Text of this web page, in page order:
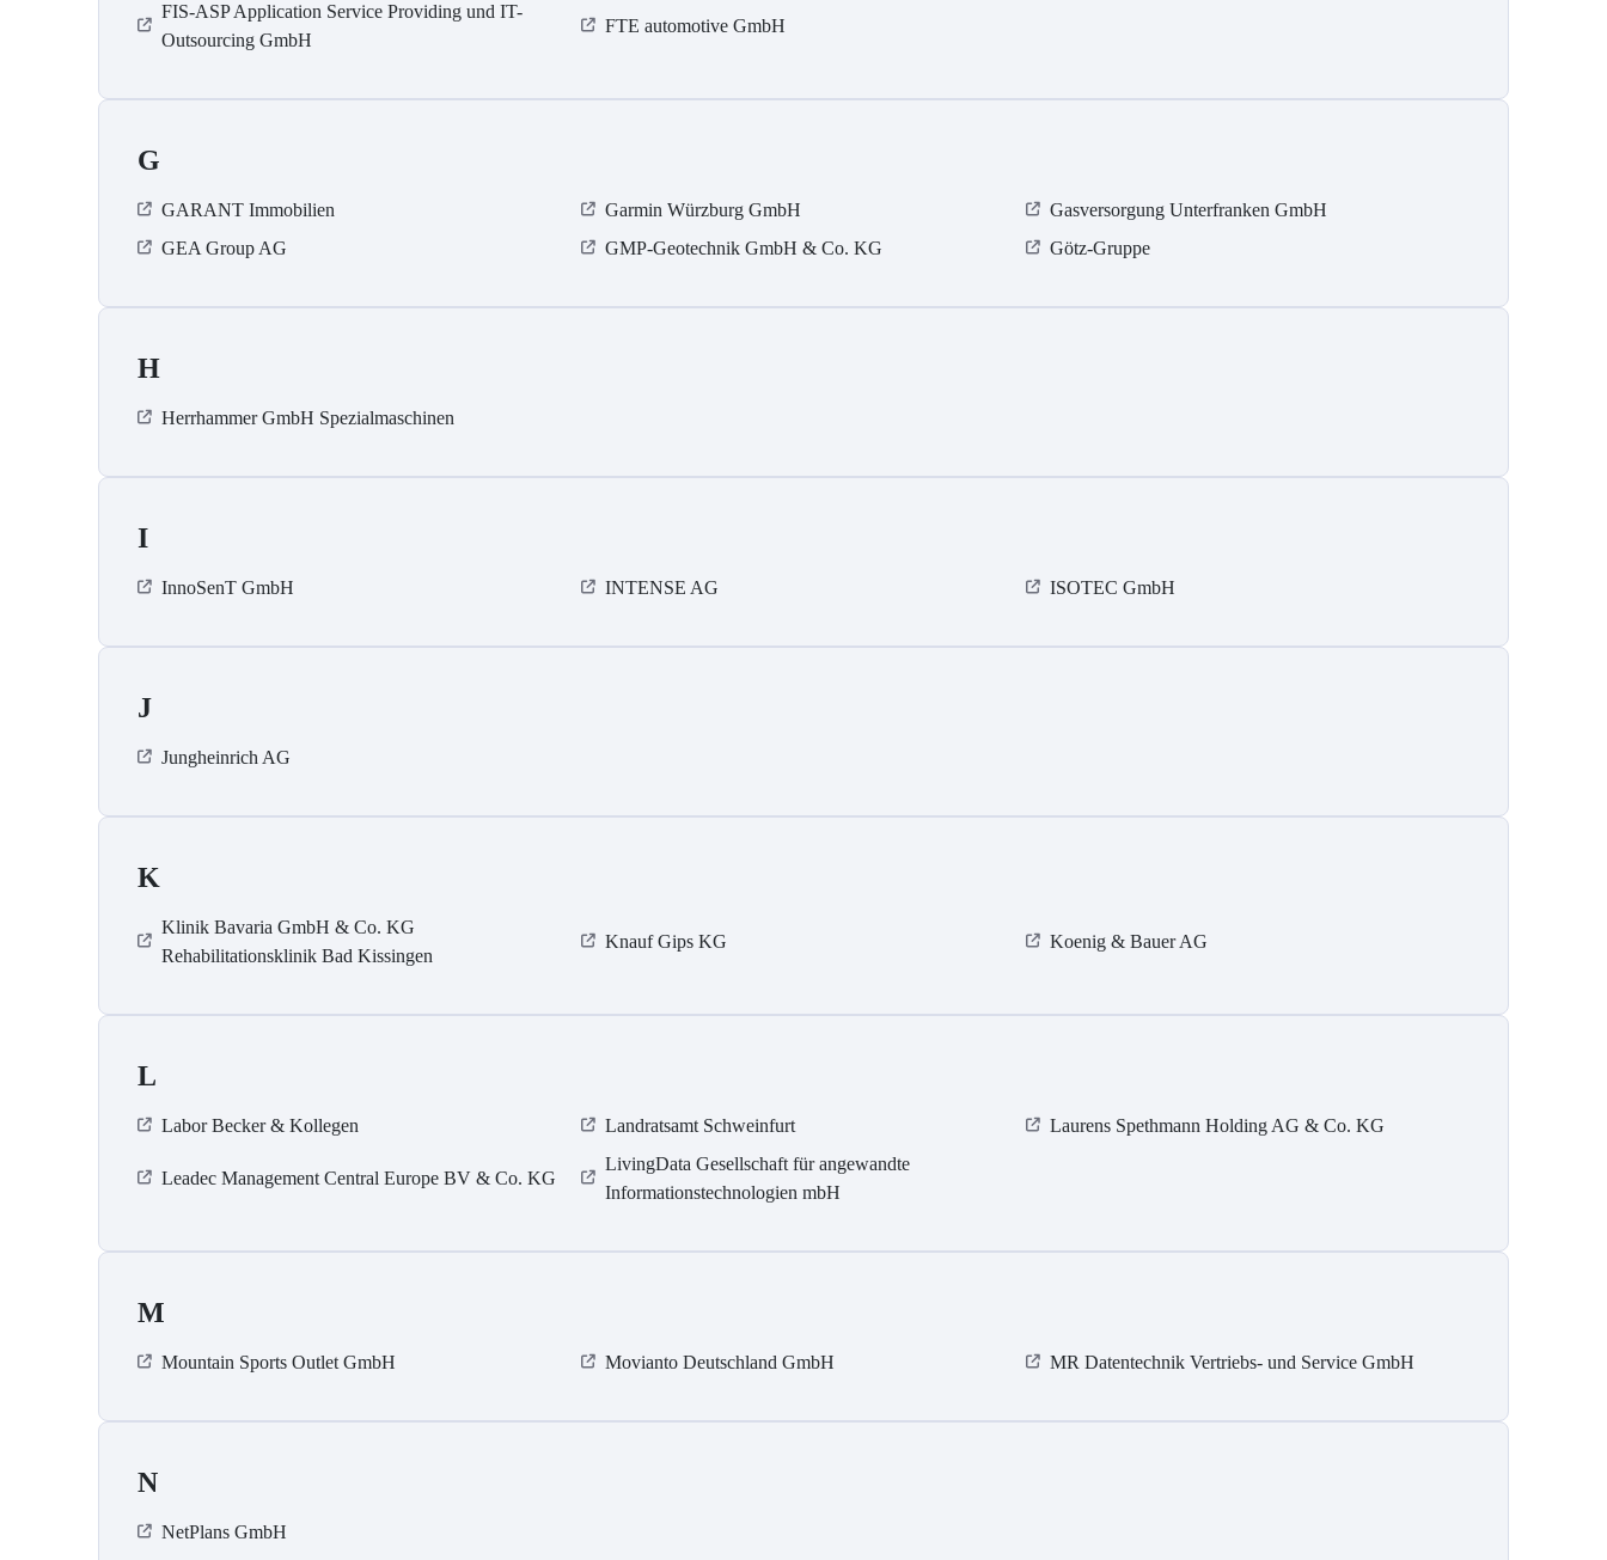
FIS-ASP Application Service Providing und IT-
Outsourcing GmbH
FTE automotive GmbH
G
GARANT Immobilien Garmin Würzburg GmbH
Gasversorgung Unterfranken GmbH
GEA Group AG
GMP-Geotechnik GmbH & Co. KG Götz-Gruppe
H
Herrhammer GmbH Spezialmaschinen
I
InnoSenT GmbH INTENSE AG ISOTEC GmbH
J
Jungheinrich AG
K
Klinik Bavaria GmbH & Co. KG
Rehabilitationsklinik Bad Kissingen
Knauf Gips KG Koenig & Bauer AG
L
Labor Becker & Kollegen Landratsamt Schweinfurt Laurens Spethmann Holding AG & Co. KG
Leadec Management Central Europe BV & Co. KG
LivingData Gesellschaft für angewandte
Informationstechnologien mbH
M
Mountain Sports Outlet GmbH Movianto Deutschland GmbH MR Datentechnik Vertriebs- und Service GmbH
N
NetPlans GmbH